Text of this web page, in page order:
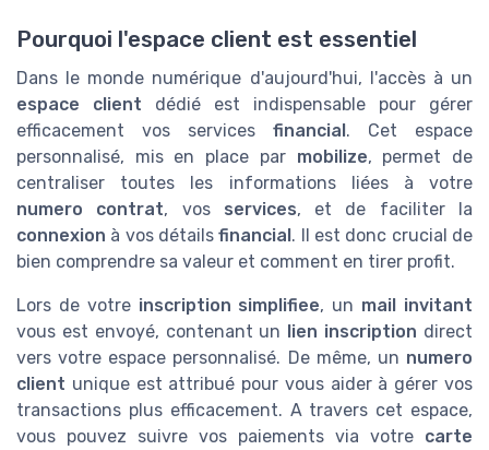
Pourquoi l'espace client est essentiel
Dans le monde numérique d'aujourd'hui, l'accès à un
espace client dédié est indispensable pour gérer
efficacement vos services financial. Cet espace
personnalisé, mis en place par mobilize, permet de
centraliser toutes les informations liées à votre
numero contrat, vos services, et de faciliter la
connexion à vos détailsfinancial. Il est donc crucial de
bien comprendre sa valeur et comment en tirer profit.
Lors de votre inscription simplifiee, un mail invitant
vous est envoyé, contenant un lien inscription direct
vers votre espace personnalisé. De même, un numero
client unique est attribué pour vous aider à gérer vos
transactions plus efficacement. A travers cet espace,
vous pouvez suivre vos paiements via votre carte